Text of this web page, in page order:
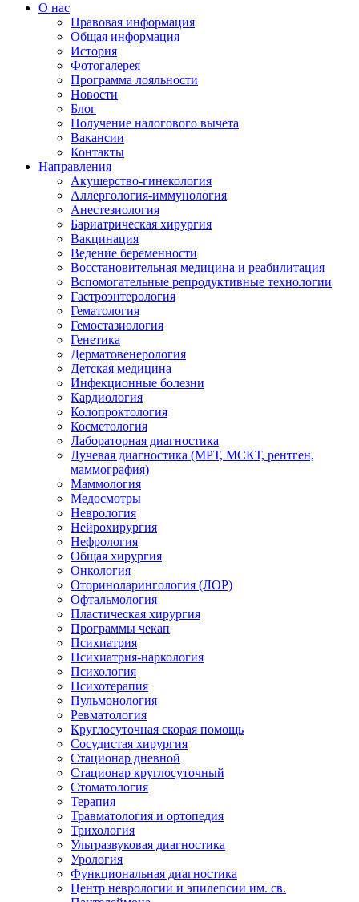
О нас
Правовая информация
Общая информация
История
Фотогалерея
Программа лояльности
Новости
Блог
Получение налогового вычета
Вакансии
Контакты
Направления
Акушерство-гинекология
Аллергология-иммунология
Анестезиология
Бариатрическая хирургия
Вакцинация
Ведение беременности
Восстановительная медицина и реабилитация
Вспомогательные репродуктивные технологии
Гастроэнтерология
Гематология
Гемостазиология
Генетика
Дерматовенерология
Детская медицина
Инфекционные болезни
Кардиология
Колопроктология
Косметология
Лабораторная диагностика
Лучевая диагностика (МРТ, МСКТ, рентген,
маммография)
Маммология
Медосмотры
Неврология
Нейрохирургия
Нефрология
Общая хирургия
Онкология
Оториноларингология (ЛОР)
Офтальмология
Пластическая хирургия
Программы чекап
Психиатрия
Психиатрия-наркология
Психология
Психотерапия
Пульмонология
Ревматология
Круглосуточная скорая помощь
Сосудистая хирургия
Стационар дневной
Стационар круглосуточный
Стоматология
Терапия
Травматология и ортопедия
Трихология
Ультразвуковая диагностика
Урология
Функциональная диагностика
Центр неврологии и эпилепсии им. св.